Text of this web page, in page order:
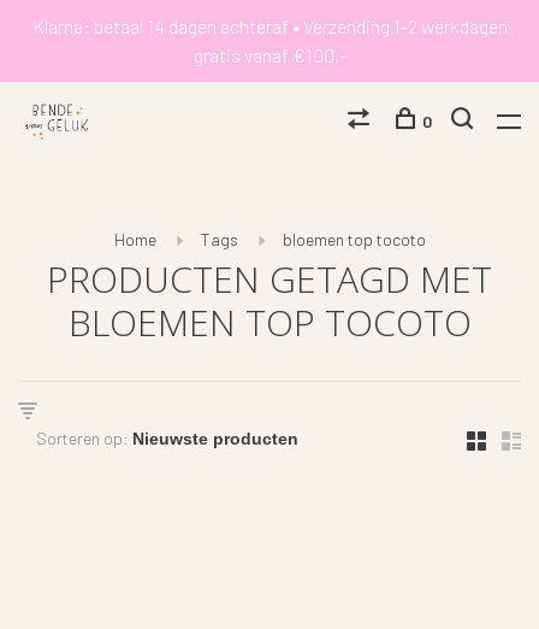
Klarna: betaal 14 dagen achteraf • Verzending 1-2 werkdagen
gratis vanaf €100,-
0
Home Tags bloemen top tocoto
PRODUCTEN GETAGD MET
BLOEMEN TOP TOCOTO
Sorteren op: